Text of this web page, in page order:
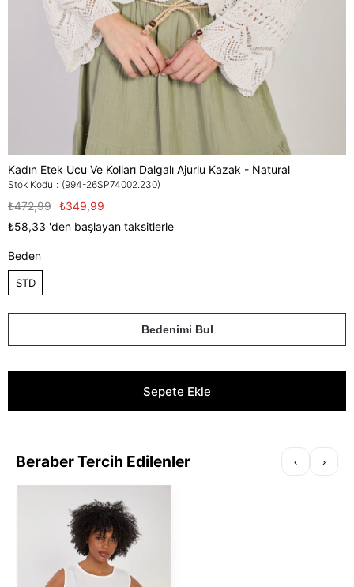
Kadın Etek Ucu Ve Kolları Dalgalı Ajurlu Kazak - Natural
Stok Kodu (994-26SP74002.230)
₺472,99 ₺349,99
₺58,33 'den başlayan taksitlerle
Beden
STD
Bedenimi Bul
Beraber Tercih Edilenler ‹ ›